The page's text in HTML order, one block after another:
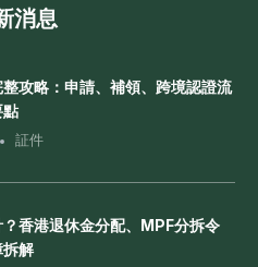
消息
攻略：申請、補領、跨境認證流
點
証件
香港退休金分配、MPF分拆令
拆解